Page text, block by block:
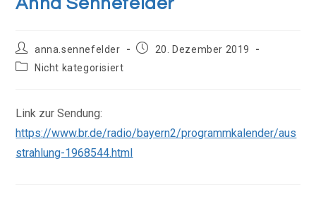
anna.sennefelder
20. Dezember 2019
Nicht kategorisiert
Link zur Sendung:
https://www.br.de/radio/bayern2/programmkalender/aus
strahlung-1968544.html